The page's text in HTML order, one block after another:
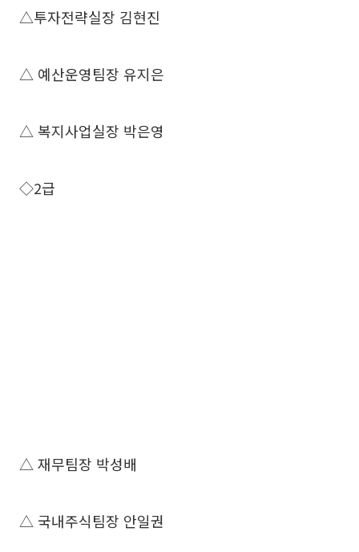
△투자전략실장 김현진
△ 예산운영팀장 유지은
△ 복지사업실장 박은영
◇2급
△ 재무팀장 박성배
△ 국내주식팀장 안일권